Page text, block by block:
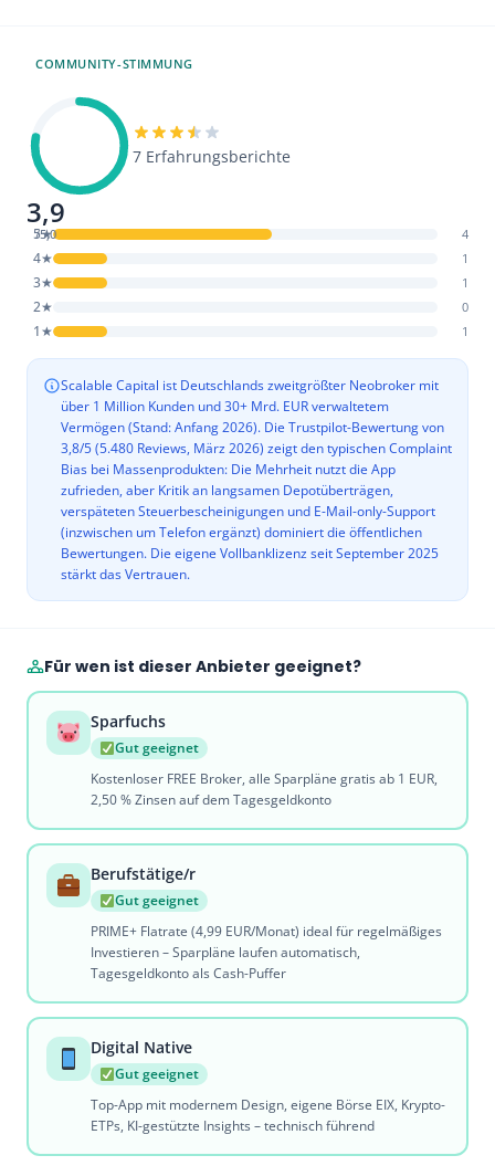
COMMUNITY-STIMMUNG
3,9
/5,0
7 Erfahrungsberichte
5★ 4
4★ 1
3★ 1
2★ 0
1★ 1
Scalable Capital ist Deutschlands zweitgrößter Neobroker mit
über 1 Million Kunden und 30+ Mrd. EUR verwaltetem
Vermögen (Stand: Anfang 2026). Die Trustpilot-Bewertung von
3,8/5 (5.480 Reviews, März 2026) zeigt den typischen Complaint
Bias bei Massenprodukten: Die Mehrheit nutzt die App
zufrieden, aber Kritik an langsamen Depotüberträgen,
verspäteten Steuerbescheinigungen und E-Mail-only-Support
(inzwischen um Telefon ergänzt) dominiert die öffentlichen
Bewertungen. Die eigene Vollbanklizenz seit September 2025
stärkt das Vertrauen.
Für wen ist dieser Anbieter geeignet?
Sparfuchs
Gut geeignet
Kostenloser FREE Broker, alle Sparpläne gratis ab 1 EUR,
2,50 % Zinsen auf dem Tagesgeldkonto
Berufstätige/r
Gut geeignet
PRIME+ Flatrate (4,99 EUR/Monat) ideal für regelmäßiges
Investieren – Sparpläne laufen automatisch,
Tagesgeldkonto als Cash-Puffer
Digital Native
Gut geeignet
Top-App mit modernem Design, eigene Börse EIX, Krypto-
ETPs, KI-gestützte Insights – technisch führend